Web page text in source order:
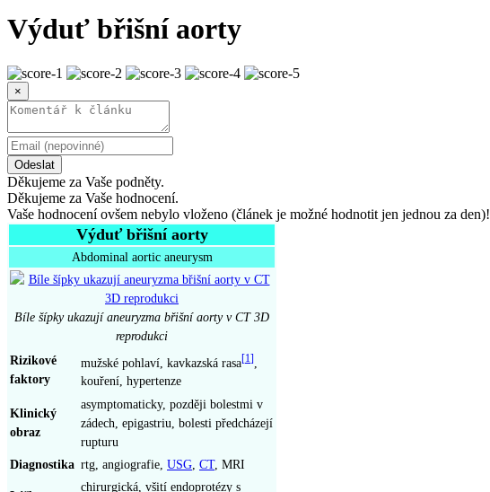
Výduť břišní aorty
×
Odeslat
Děkujeme za Vaše podněty.
Děkujeme za Vaše hodnocení.
Vaše hodnocení ovšem nebylo vloženo (článek je možné hodnotit jen jednou za den)!
Výduť břišní aorty
Abdominal aortic aneurysm
Bíle šípky ukazují aneuryzma břišní aorty v CT 3D
reprodukci
Rizikové
faktory
mužské pohlaví, kavkazská rasa[1]
kouření, hypertenze
Klinický
obraz
asymptomaticky, později bolestmi v
zádech, epigastriu, bolesti předcházejí
rupturu
Diagnostika rtg, angiografie, USG CT, MRI
chirurgická, všití endoprotézy s